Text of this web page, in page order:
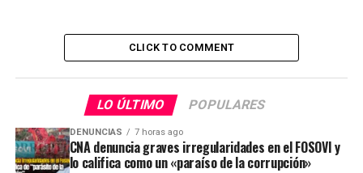
CLICK TO COMMENT
LO ÚLTIMO POPULARES
DENUNCIAS 7 horas ago
CNA denuncia graves irregularidades en el FOSOVI y
lo califica como un «paraíso de la corrupción»